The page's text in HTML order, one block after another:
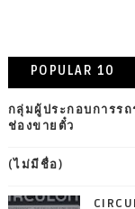
POPULAR 10
กลุ่มผู้ประกอบการร
ช่องขายตั๋ว
(ไม่มีชื่อ)